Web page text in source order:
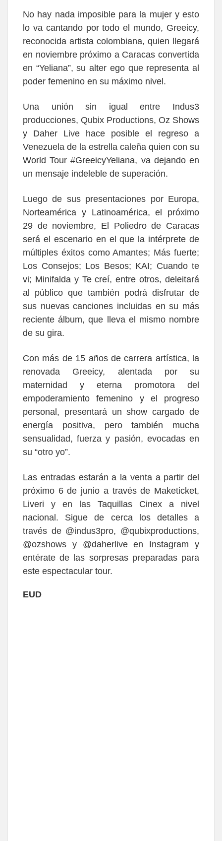
No hay nada imposible para la mujer y esto
lo va cantando por todo el mundo, Greeicy,
reconocida artista colombiana, quien llegará
en noviembre próximo a Caracas convertida
en “Yeliana”, su alter ego que representa al
poder femenino en su máximo nivel.
Una unión sin igual entre Indus3
producciones, Qubix Productions, Oz Shows
y Daher Live hace posible el regreso a
Venezuela de la estrella caleña quien con su
World Tour #GreeicyYeliana, va dejando en
un mensaje indeleble de superación.
Luego de sus presentaciones por Europa,
Norteamérica y Latinoamérica, el próximo
29 de noviembre, El Poliedro de Caracas
será el escenario en el que la intérprete de
múltiples éxitos como Amantes; Más fuerte;
Los Consejos; Los Besos; KAI; Cuando te
vi; Minifalda y Te creí, entre otros, deleitará
al público que también podrá disfrutar de
sus nuevas canciones incluidas en su más
reciente álbum, que lleva el mismo nombre
de su gira.
Con más de 15 años de carrera artística, la
renovada Greeicy, alentada por su
maternidad y eterna promotora del
empoderamiento femenino y el progreso
personal, presentará un show cargado de
energía positiva, pero también mucha
sensualidad, fuerza y pasión, evocadas en
su “otro yo”.
Las entradas estarán a la venta a partir del
próximo 6 de junio a través de Maketicket,
Liveri y en las Taquillas Cinex a nivel
nacional. Sigue de cerca los detalles a
través de @indus3pro, @qubixproductions,
@ozshows y @daherlive en Instagram y
entérate de las sorpresas preparadas para
este espectacular tour.
EUD